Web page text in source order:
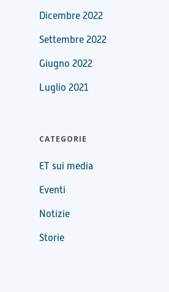
Dicembre 2022
Settembre 2022
Giugno 2022
Luglio 2021
CATEGORIE
ET sui media
Eventi
Notizie
Storie